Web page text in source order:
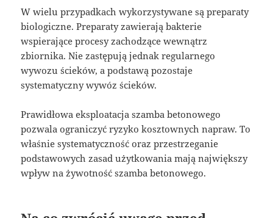
W wielu przypadkach wykorzystywane są preparaty
biologiczne. Preparaty zawierają bakterie
wspierające procesy zachodzące wewnątrz
zbiornika. Nie zastępują jednak regularnego
wywozu ścieków, a podstawą pozostaje
systematyczny wywóz ścieków.
Prawidłowa eksploatacja szamba betonowego
pozwala ograniczyć ryzyko kosztownych napraw. To
właśnie systematyczność oraz przestrzeganie
podstawowych zasad użytkowania mają największy
wpływ na żywotność szamba betonowego.